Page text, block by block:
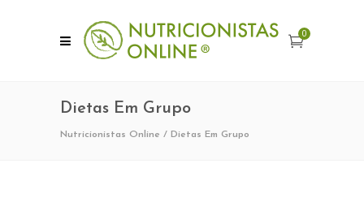
0
Dietas Em Grupo
Nutricionistas Online / Dietas Em Grupo